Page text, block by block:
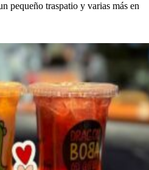
pequeño traspatio y varias más en